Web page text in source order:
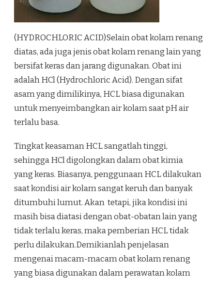
(HYDROCHLORIC ACID)Selain obat kolam renang
diatas, ada juga jenis obat kolam renang lain yang
bersifat keras dan jarang digunakan. Obat ini
adalah HCl (Hydrochloric Acid). Dengan sifat
asam yang dimilikinya, HCL biasa digunakan
untuk menyeimbangkan air kolam saat pH air
terlalu basa.
Tingkat keasaman HCL sangatlah tinggi,
sehingga HCl digolongkan dalam obat kimia
yang keras. Biasanya, penggunaan HCL dilakukan
saat kondisi air kolam sangat keruh dan banyak
ditumbuhi lumut. Akan tetapi, jika kondisi ini
masih bisa diatasi dengan obat-obatan lain yang
tidak terlalu keras, maka pemberian HCL tidak
perlu dilakukan.Demikianlah penjelasan
mengenai macam-macam obat kolam renang
yang biasa digunakan dalam perawatan kolam